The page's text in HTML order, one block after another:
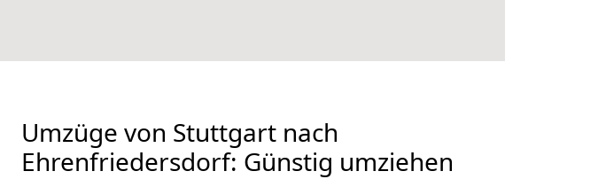
Umzüge von Stuttgart nach
Ehrenfriedersdorf: Günstig umziehen